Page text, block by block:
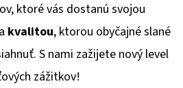
ktoré vás dostanú svojou
a kvalitou, ktorou obyčajné slané
S nami zažijete nový level
zážitkov!